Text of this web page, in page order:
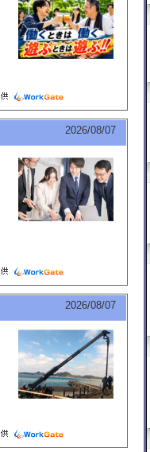
2026/08/07
2026/08/07